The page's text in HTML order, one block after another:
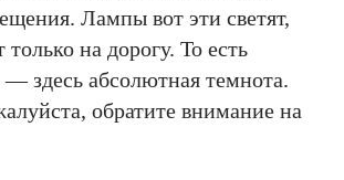
Лампы вот эти светят,
только на дорогу. То есть
— здесь абсолютная темнота.
обратите внимание на